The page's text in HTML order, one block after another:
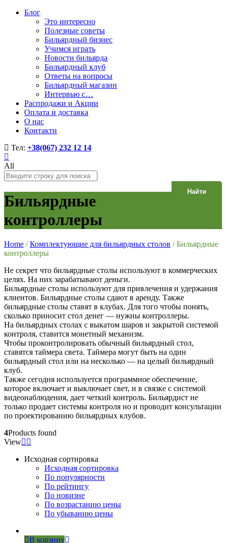
Блог
Это интересно
Полезные советы
Бильярдный бизнес
Учимся играть
Новости бильярда
Бильярдный клуб
Ответы на вопросы
Бильярдный магазин
Интервью с…
Распродажи и Акции
Оплата и доставка
О нас
Контакти
Тел: +38(067) 232 12 14
All
Найти
Бильярдные
контроллеры
Home / Комплектующие для бильярдных столов / Бильярдные
контроллеры
Не секрет что бильярдные столы используют в коммерческих
целях. На них зарабатывают деньги.
Бильярдные столы используют для привлечения и удержания
клиентов. Бильярдные столы сдают в аренду. Также
бильярдные столы ставят в клубах. Для того чтобы понять,
сколько приносит стол денег — нужны контроллеры.
На бильярдных столах с выкатом шаров и закрытой системой
контроля, ставится монетный механизм.
Чтобы проконтролировать обычный бильярдный стол,
ставятся таймера света. Таймера могут быть на один
бильярдный стол или на несколько — на целый бильярдный
клуб.
Также сегодня используется программное обеспечение,
которое включает и выключает свет, и в связке с системой
видеонаблюдения, дает четкий контроль. Бильярдист не
только продает системы контроля но и проводит консультации
по проектированию бильярдных клубов.
4Products found
View
Исходная сортировка
Исходная сортировка
По популярности
По рейтингу
По новизне
По возрастанию цены
По убыванию цены
В корзину